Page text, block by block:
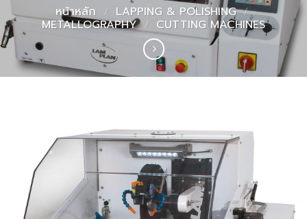
หน้าหลัก / LAPPING & POLISHING /
METALLOGRAPHY / CUTTING MACHINES